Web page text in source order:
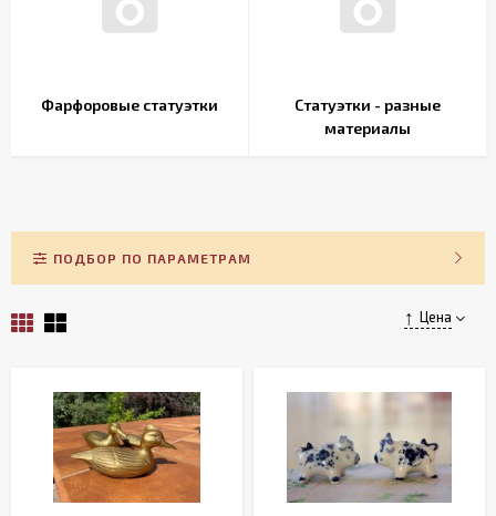
Фарфоровые статуэтки
Статуэтки - разные
материалы
ПОДБОР ПО ПАРАМЕТРАМ
Цена